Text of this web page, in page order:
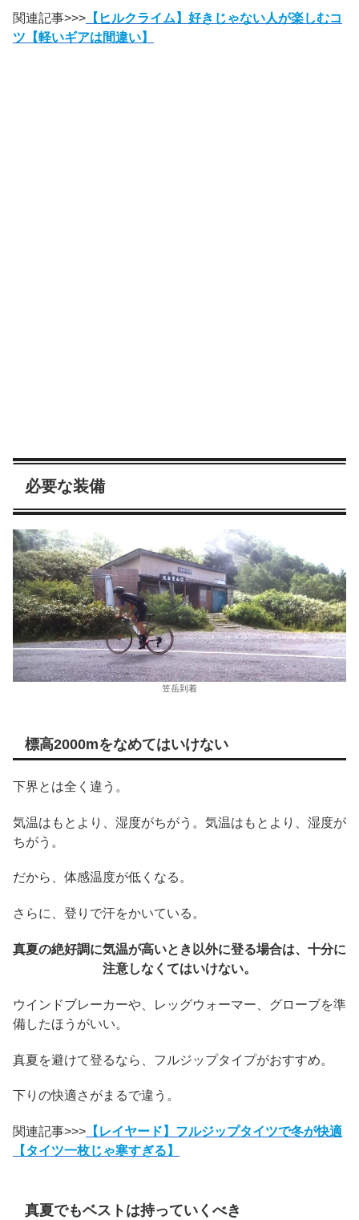
関連記事>>> 【ヒルクライム】好きじゃない人が楽しむコ
ツ【軽いギアは間違い】
必要な装備
笠岳到着
標高2000mをなめてはいけない
下界とは全く違う。
気温はもとより、湿度がちがう。気温はもとより、湿度が
ちがう。
だから、体感温度が低くなる。
さらに、登りで汗をかいている。
真夏の絶好調に気温が高いとき以外に登る場合は、十分に
注意しなくてはいけない。
ウインドブレーカーや、レッグウォーマー、グローブを準
備したほうがいい。
真夏を避けて登るなら、フルジップタイプがおすすめ。
下りの快適さがまるで違う。
関連記事>>> 【レイヤード】フルジップタイツで冬が快適
【タイツ一枚じゃ寒すぎる】
真夏でもベストは持っていくべき